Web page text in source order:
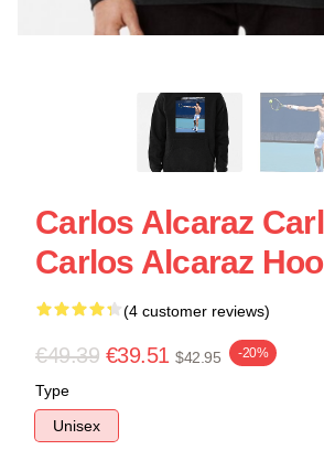
Carlos Alcaraz
Carlos Alcaraz
(4 customer reviews)
€49.39 €39.51 $42.95 -20%
Type
Unisex